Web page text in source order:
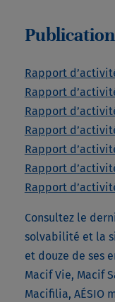
Rapport
Rapport
Rapport
Rapport
Rapport
Rapport
Rapport
Consultez le
solvabilité et la
et douze de ses
Macif Vie, Macif
Macifilia, AÉSIO